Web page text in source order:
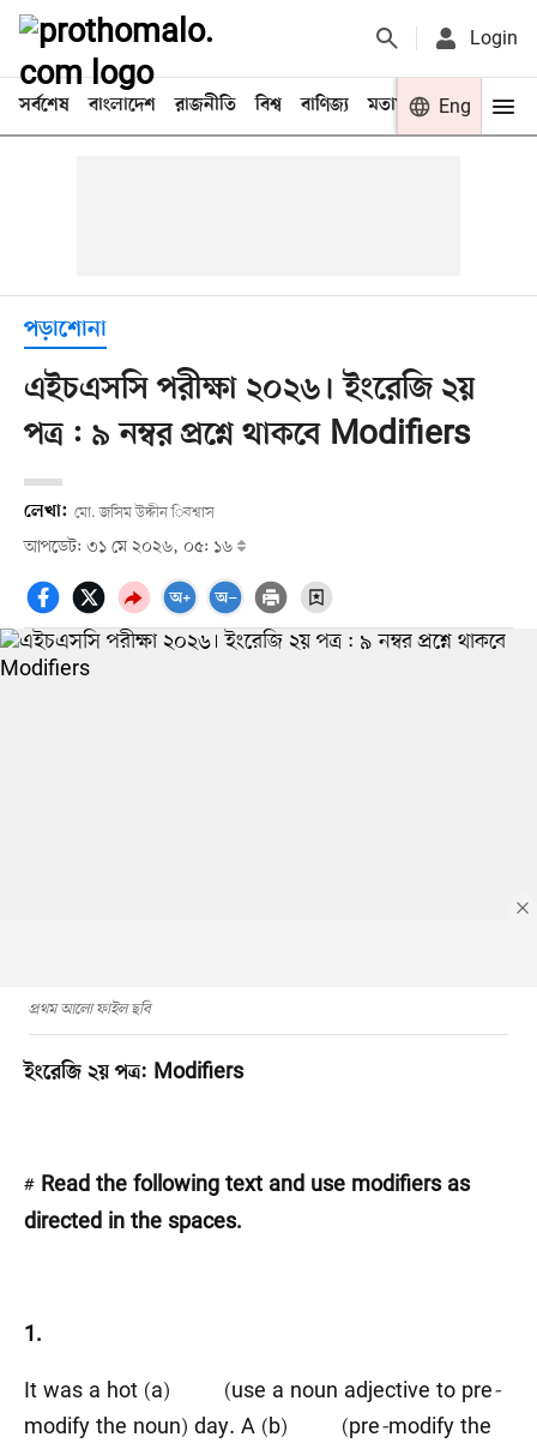
Login
সর্বশেষ বাংলাদেশ রাজনীতি বিশ্ব বাণিজ্য মতামত খেলা
Eng
পড়াশোনা
এইচএসসি পরীক্ষা ২০২৬। ইংরেজি ২য়
পত্র : ৯ নম্বর প্রশ্নে থাকবে Modifiers
লেখা: মো. জসিম উদ্দীন িবশ্বাস
আপডেট: ৩১ মে ২০২৬, ০৫: ১৬
প্রথম আলো ফাইল ছবি
ইংরেজি ২য় পত্র: Modifiers
# Read the following text and use modifiers as
directed in the spaces.
1.
It was a hot (a) (use a noun adjective to pre-
modify the noun) day. A (b) (pre-modify the